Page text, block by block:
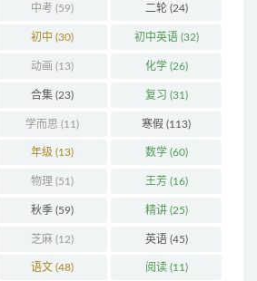
中考 (59) 二轮(24)
初中 (30) 初中英语(32)
动画 (13) 化学(26)
合集(23) 复习 (31)
学而思 (11) 寒假 (113)
年级 (13) 数学(60)
物理 (51) 王芳(16)
秋季(59) 精讲(25)
芝麻(12) 英语(45)
语文 (48) 阅读(11)